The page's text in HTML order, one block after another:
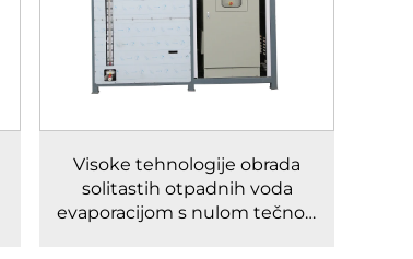
Visoke tehnologije obrada
solitastih otpadnih voda
evaporacijom s nulom tečnog